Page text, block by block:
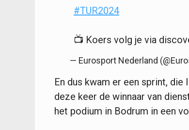
#TUR2024
📺 Koers volg je via
— Eurosport Nederland
En dus kwam er een sprint,
deze keer de winnaar van
het podium in Bodrum in een